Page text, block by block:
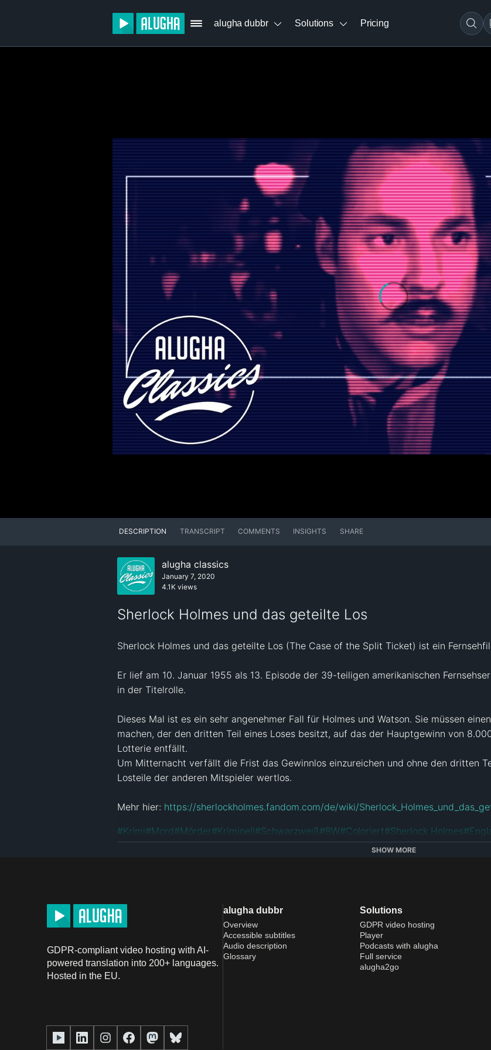
alugha dubbr Solutions Pricing
DESCRIPTION TRANSCRIPT COMMENTS INSIGHTS SHARE
alugha classics
January 7, 2020
4.1K views
Sherlock Holmes und das geteilte Los
Sherlock Holmes und das geteilte Los (The Case of the Split Ticket) ist ein
Er lief am 10. Januar 1955 als 13. Episode der 39-teiligen amerikanischen
in der Titelrolle.
Dieses Mal ist es ein sehr angenehmer Fall für Holmes und Watson. Sie müssen
machen, der den dritten Teil eines Loses besitzt, auf das der Hauptgewinn von
Lotterie entfällt.
Um Mitternacht verfällt die Frist das Gewinnlos einzureichen und ohne den dritten
Losteile der anderen Mitspieler wertlos.
Mehr hier: https://sherlockholmes.fandom.com/de/wiki/
#Krimi#Mord#Mörder#Kriminell#Schwarzweiß#BW#Coloriert#Sherlock Holmes#
SHOW MORE
GDPR-compliant video hosting with AI-
powered translation into 200+ languages.
Hosted in the EU.
alugha dubbr
Overview
Accessible subtitles
Audio description
Glossary
Solutions
GDPR video hosting
Player
Podcasts with alugha
Full service
alugha2go